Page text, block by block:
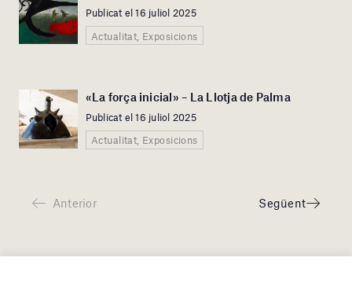
Publicat el 16 juliol 2025
Actualitat, Exposicions
«La força inicial» – La Llotja de Palma
Publicat el 16 juliol 2025
Actualitat, Exposicions
Anterior Següent